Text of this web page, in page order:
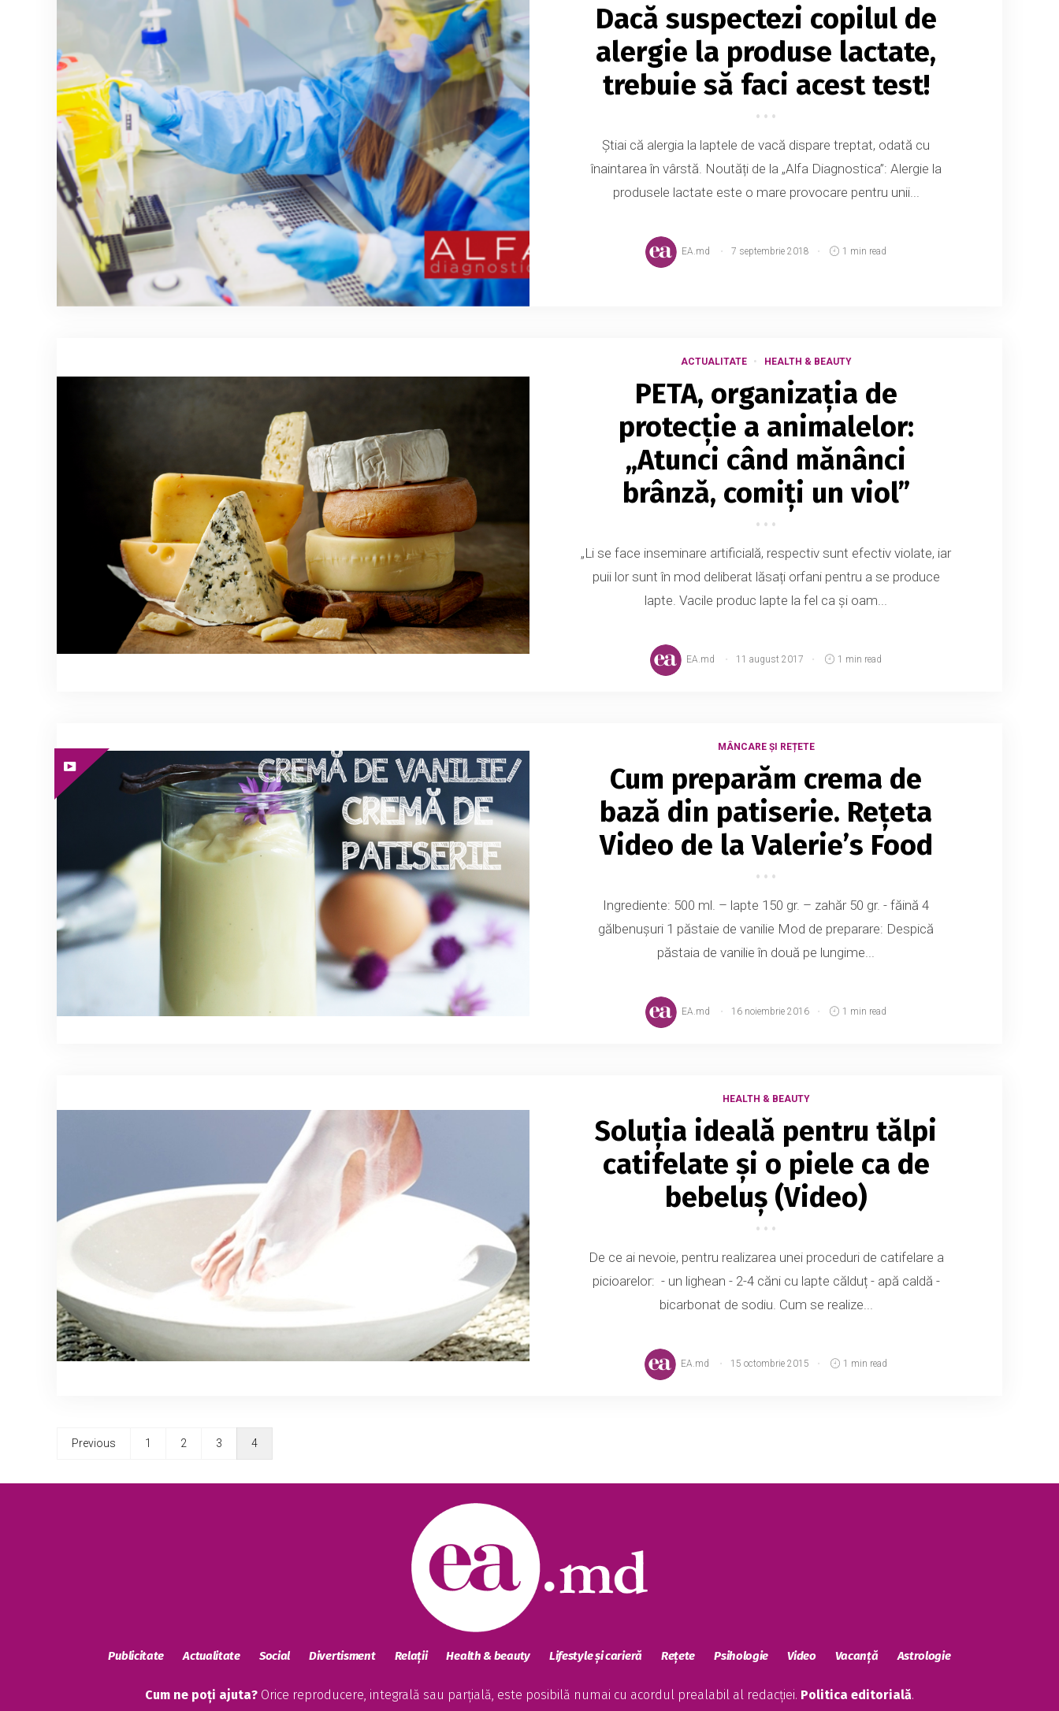
Dacă suspectezi copilul de
alergie la produse lactate,
trebuie să faci acest test!
Știai că alergia la laptele de vacă dispare treptat, odată cu
înaintarea în vârstă. Noutăți de la „Alfa Diagnostica”: Alergie la
produsele lactate este o mare provocare pentru unii...
EA.md 7 septembrie 2018 1 min read
ACTUALITATE HEALTH & BEAUTY
PETA, organizația de
protecție a animalelor:
„Atunci când mănânci
brânză, comiți un viol”
„Li se face inseminare artificială, respectiv sunt efectiv violate, iar
puii lor sunt în mod deliberat lăsați orfani pentru a se produce
lapte. Vacile produc lapte la fel ca și oam...
EA.md 11 august 2017 1 min read
MÂNCARE ȘI REȚETE
Cum preparăm crema de
bază din patiserie. Rețeta
Video de la Valerie’s Food
Ingrediente: 500 ml. – lapte 150 gr. – zahăr 50 gr. - făină 4
gălbenușuri 1 păstaie de vanilie Mod de preparare: Despică
păstaia de vanilie în două pe lungime...
EA.md 16 noiembrie 2016 1 min read
HEALTH & BEAUTY
Soluția ideală pentru tălpi
catifelate și o piele ca de
bebeluș (Video)
De ce ai nevoie, pentru realizarea unei proceduri de catifelare a
picioarelor: - un lighean - 2-4 căni cu lapte călduț - apă caldă -
bicarbonat de sodiu. Cum se realize...
EA.md 15 octombrie 2015 1 min read
Previous 1 2 3 4
Publicitate Actualitate Social Divertisment Relații Health & beauty Lifestyle și carieră Rețete Psihologie Video Vacanță Astrologie
Cum ne poți ajuta? Orice reproducere, integrală sau parțială, este posibilă numai cu acordul prealabil al redacției. Politica editorială.